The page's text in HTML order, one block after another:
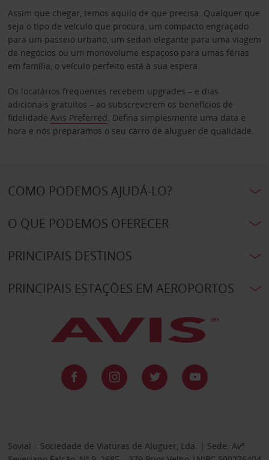
Assim que chegar, temos aquilo de que precisa. Qualquer que
seja o tipo de veículo que procura, um compacto engraçado
para um passeio urbano, um sedan elegante para uma viagem
de negócios ou um monovolume espaçoso para umas férias
em família, o veículo perfeito está à sua espera.
Os locatários frequentes recebem upgrades – e dias
adicionais gratuitos – ao subscreverem os benefícios de
fidelidade Avis Preferred. Defina simplesmente uma data e
hora e nós preparamos o seu carro de aluguer de qualidade.
COMO PODEMOS AJUDÁ-LO?
O QUE PODEMOS OFERECER
PRINCIPAIS DESTINOS
PRINCIPAIS ESTAÇÕES EM AEROPORTOS
Sovial – Sociedade de Viaturas de Aluguer, Lda. | Sede: Avª